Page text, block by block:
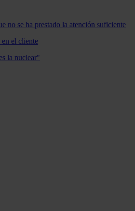
no se ha prestado la atención suficiente
el cliente
la nuclear"